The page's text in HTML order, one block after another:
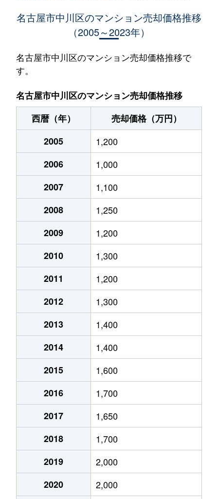
850万円
助光
2,200万円
伏屋
澄池町
外新町
2,100万円
六番町
太平通
2,200万円
荒子
250万円
高畑
2,200万円
高畑
中郷
1,100万円
高畑
露橋
500万円
尾頭橋
露橋
1,500万円
尾頭橋
露橋
1,200万円
尾頭橋
富田町大字千音寺
1,300万円
岩塚
長須賀
2,400万円
伏屋
中野新町
1,300万円
中島(愛知)
西中島
1,300万円
中島(愛知)
西伏屋
1,200万円
伏屋
二女子町
1,400万円
尾頭橋
野田
2,100万円
八田(名古屋市営)
野田
1,700万円
八田(名古屋市営)
春田
3,200万円
春田
名古屋市中川区のマンション売却価格推移
（2005～2023年）
名古屋市中川区のマンション売却価格推移で
す。
名古屋市中川区のマンション売却価格推移
西暦（年）
売却価格（万円）
2005
1,200
2006
1,000
2007
1,100
2008
1,250
2009
1,200
2010
1,300
2011
1,200
2012
1,300
2013
1,400
2014
1,400
2015
1,600
2016
1,700
2017
1,650
2018
1,700
2019
2,000
2020
2,000